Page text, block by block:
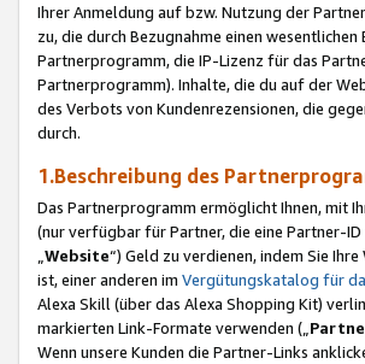
Ihrer Anmeldung auf bzw. Nutzung der
zu, die durch Bezugnahme einen
Partnerprogramm, die IP-Lizenz für das
Partnerprogramm). Inhalte, die du auf der
des Verbots von Kundenrezensionen, die
durch.
1.Beschreibung des
Das Partnerprogramm ermöglicht Ihnen, mit
(nur verfügbar für Partner, die eine Partner-
Website“) Geld zu verdienen, indem Sie
ist, einer anderen im Vergütungskatalog für
Alexa Skill (über das Alexa Shopping Kit)
markierten Link-Formate verwenden („
Wenn unsere Kunden die Partner-Links